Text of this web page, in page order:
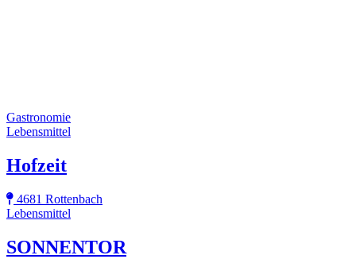
Gastronomie
Lebensmittel
Hofzeit
4681 Rottenbach
Lebensmittel
SONNENTOR